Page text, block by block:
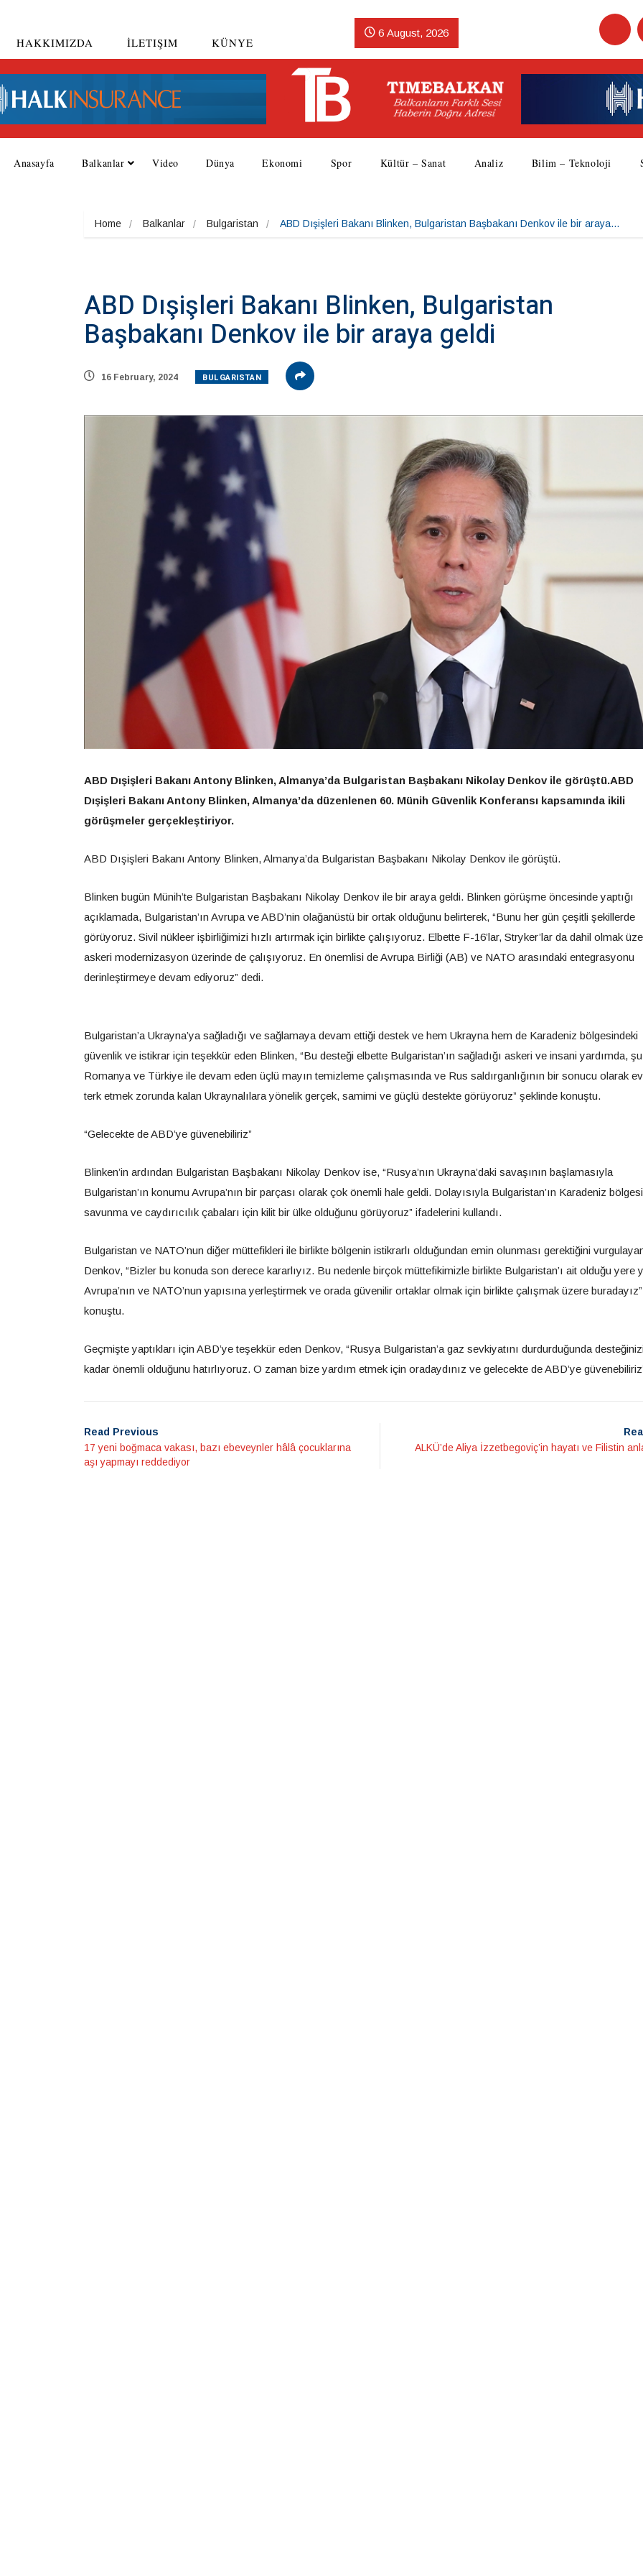
HAKKIMIZDA İLETIŞIM KÜNYE
6 August, 2026
Anasayfa Balkanlar Video Dünya Ekonomi Spor Kültür – Sanat Analiz Bilim – Teknoloji
Home Balkanlar Bulgaristan ABD Dışişleri Bakanı Blinken, Bulgaristan Başbakanı Denkov ile bir araya…
ABD Dışişleri Bakanı Blinken, Bulgaristan
Başbakanı Denkov ile bir araya geldi
16 February, 2024 BULGARISTAN
ABD Dışişleri Bakanı Antony Blinken, Almanya’da Bulgaristan Başbakanı Nikolay Denkov ile görüştü.ABD
Dışişleri Bakanı Antony Blinken, Almanya’da düzenlenen 60. Münih Güvenlik Konferansı kapsamında ikili
görüşmeler gerçekleştiriyor.
ABD Dışişleri Bakanı Antony Blinken, Almanya’da Bulgaristan Başbakanı Nikolay Denkov ile görüştü.
Blinken bugün Münih’te Bulgaristan Başbakanı Nikolay Denkov ile bir araya geldi. Blinken görüşme öncesinde yaptığı
açıklamada, Bulgaristan’ın Avrupa ve ABD’nin olağanüstü bir ortak olduğunu belirterek, “Bunu her gün çeşitli şekillerde
görüyoruz. Sivil nükleer işbirliğimizi hızlı artırmak için birlikte çalışıyoruz. Elbette F-16’lar, Stryker’lar da dahil olmak
askeri modernizasyon üzerinde de çalışıyoruz. En önemlisi de Avrupa Birliği (AB) ve NATO arasındaki entegrasyonu
derinleştirmeye devam ediyoruz” dedi.
Bulgaristan’a Ukrayna’ya sağladığı ve sağlamaya devam ettiği destek ve hem Ukrayna hem de Karadeniz bölgesindeki
güvenlik ve istikrar için teşekkür eden Blinken, “Bu desteği elbette Bulgaristan’ın sağladığı askeri ve insani yardımda,
Romanya ve Türkiye ile devam eden üçlü mayın temizleme çalışmasında ve Rus saldırganlığının bir sonucu olarak
terk etmek zorunda kalan Ukraynalılara yönelik gerçek, samimi ve güçlü destekte görüyoruz” şeklinde konuştu.
“Gelecekte de ABD’ye güvenebiliriz”
Blinken’in ardından Bulgaristan Başbakanı Nikolay Denkov ise, “Rusya’nın Ukrayna’daki savaşının başlamasıyla
Bulgaristan’ın konumu Avrupa’nın bir parçası olarak çok önemli hale geldi. Dolayısıyla Bulgaristan’ın Karadeniz
savunma ve caydırıcılık çabaları için kilit bir ülke olduğunu görüyoruz” ifadelerini kullandı.
Bulgaristan ve NATO’nun diğer müttefikleri ile birlikte bölgenin istikrarlı olduğundan emin olunması gerektiğini
Denkov, “Bizler bu konuda son derece kararlıyız. Bu nedenle birçok müttefikimizle birlikte Bulgaristan’ı ait olduğu yere
Avrupa’nın ve NATO’nun yapısına yerleştirmek ve orada güvenilir ortaklar olmak için birlikte çalışmak üzere
konuştu.
Geçmişte yaptıkları için ABD’ye teşekkür eden Denkov, “Rusya Bulgaristan’a gaz sevkiyatını durdurduğunda
kadar önemli olduğunu hatırlıyoruz. O zaman bize yardım etmek için oradaydınız ve gelecekte de ABD’ye
Read Previous
17 yeni boğmaca vakası, bazı ebeveynler hâlâ çocuklarına
aşı yapmayı reddediyor
ALKÜ’de Aliya İzzetbegoviç’in hayatı ve Filistin